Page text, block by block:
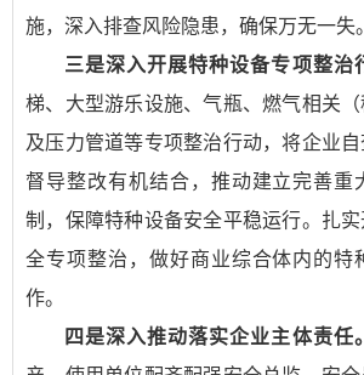
施，深入排查风险隐患，确保万无一失。
三是深入开展特种设备专项整治
梯、大型游乐设施、气瓶、燃气相关
及压力管道等专项整治行动，将企业自
督导整改有机结合，推动建立完善重
制，保障特种设备安全平稳运行。扎
全专项整治，做好商业综合体内的特
作。
四是深入推动落实企业主体责任。